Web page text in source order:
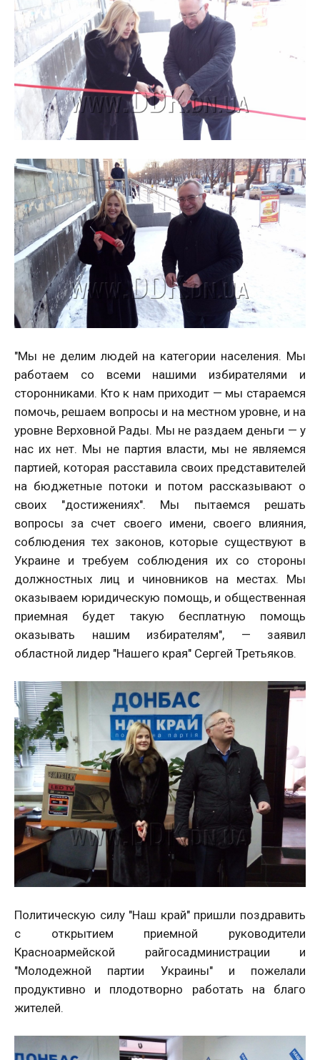
"Мы не делим людей на категории населения. Мы
работаем со всеми нашими избирателями и
сторонниками. Кто к нам приходит — мы стараемся
помочь, решаем вопросы и на местном уровне, и на
уровне Верховной Рады. Мы не раздаем деньги — у
нас их нет. Мы не партия власти, мы не являемся
партией, которая расставила своих представителей
на бюджетные потоки и потом рассказывают о
своих "достижениях". Мы пытаемся решать
вопросы за счет своего имени, своего влияния,
соблюдения тех законов, которые существуют в
Украине и требуем соблюдения их со стороны
должностных лиц и чиновников на местах. Мы
оказываем юридическую помощь, и общественная
приемная будет такую бесплатную помощь
оказывать нашим избирателям", — заявил
областной лидер "Нашего края" Сергей Третьяков.
Политическую силу "Наш край" пришли поздравить
с открытием приемной руководители
Красноармейской райгосадминистрации и
"Молодежной партии Украины" и пожелали
продуктивно и плодотворно работать на благо
жителей.